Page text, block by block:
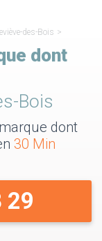
des-Bois >
dont
Bois
dont
30 Min
29